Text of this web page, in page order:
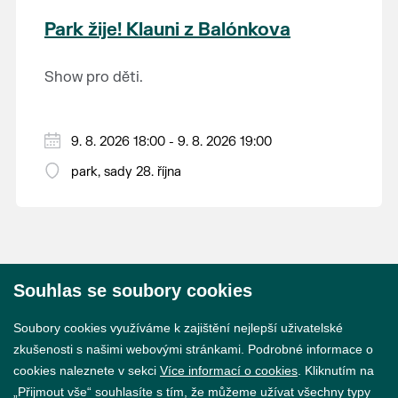
krajina na světě, která je zapsána na Seznam
světového přírodního a kulturního dědictví
Park žije! Klauni z Balónkova
Show pro děti.
9. 8. 2026 18:00 - 9. 8. 2026 19:00
park, sady 28. října
Souhlas se soubory cookies
Soubory cookies využíváme k zajištění nejlepší uživatelské
zkušenosti s našimi webovými stránkami. Podrobné informace o
cookies naleznete v sekci Více informací o cookies . Kliknutím na
„Přijmout vše“ souhlasíte s tím, že můžeme užívat všechny typy